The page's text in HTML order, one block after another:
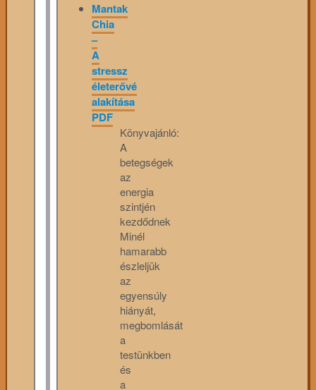
Mantak
Chia
–
A
stressz
életerővé
alakítása
PDF
Könyvajánló:
A
betegségek
az
energia
szintjén
kezdődnek
Minél
hamarabb
észleljük
az
egyensúly
hiányát,
megbomlását
a
testünkben
és
a